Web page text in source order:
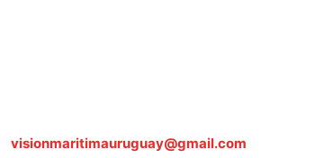
visionmaritimauruguay@gmail.com